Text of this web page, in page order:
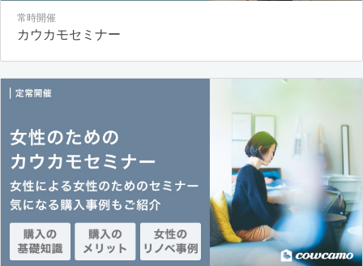
常時開催
カウカモセミナー